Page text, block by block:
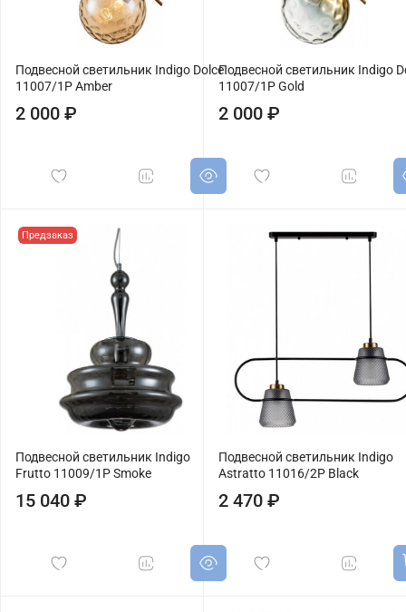
Подвесной светильник Indigo Dolce
11007/1P Amber
2 000 ₽
Подвесной светильник Indigo
11007/1P Gold
2 000 ₽
Предзаказ
Подвесной светильник Indigo
Frutto 11009/1P Smoke
15 040 ₽
Подвесной светильник Indigo
Astratto 11016/2P Black
2 470 ₽